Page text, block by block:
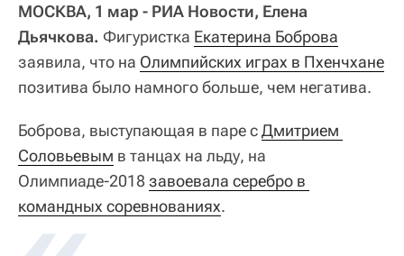
МОСКВА, 1 мар - РИА Новости, Елена
Дьячкова. Фигуристка Екатерина Боброва
заявила, что на Олимпийских играх в Пхенчхане
позитива было намного больше, чем негатива.
Боброва, выступающая в паре сДмитрием
Соловьевым в танцах на льду, на
Олимпиаде-2018завоевала серебро в
командных соревнованиях.